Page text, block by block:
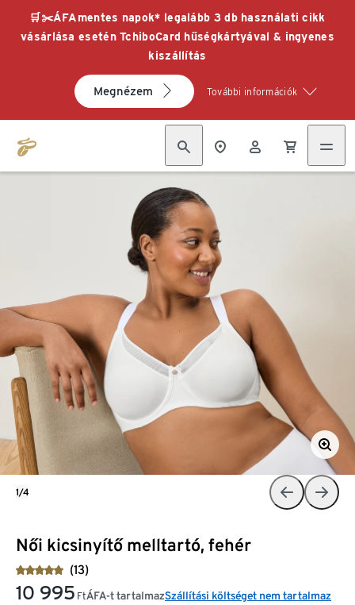
🛒✂️ÁFAmentes napok* legalább 3 db használati cikk
vásárlása esetén TchiboCard hűségkártyával & ingyenes
kiszállítás
Megnézem További információk
Női kicsinyítő melltartó, fehér
(13)
10 995 FtÁFA-t tartalmazSzállítási költséget nem tartalmaz
1/4